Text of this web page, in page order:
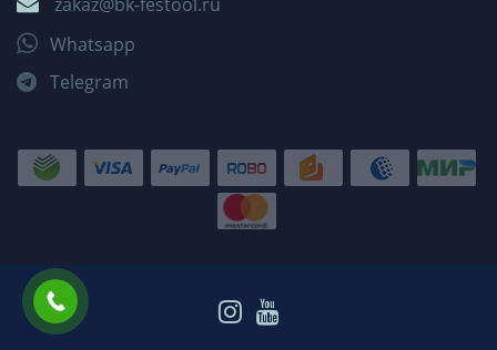
Whatsapp
Telegram